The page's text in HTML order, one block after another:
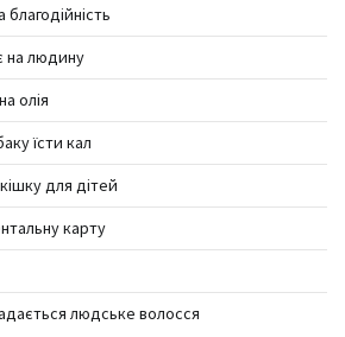
на людину
олія
їсти кал
для дітей
карту
людське волосся